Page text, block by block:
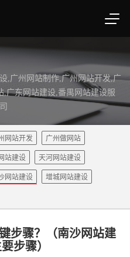
,广州网站制作,广州网站开发,广
广东网站建设,番禺网站建设服
网站开发 广州做网站
站建设 天河网站建设
网站建设 增城网站建设
步骤？（南沙网站建
步骤）